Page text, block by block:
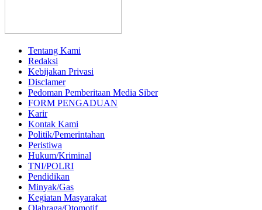
Tentang Kami
Redaksi
Kebijakan Privasi
Disclamer
Pedoman Pemberitaan Media Siber
FORM PENGADUAN
Karir
Kontak Kami
Politik/Pemerintahan
Peristiwa
Hukum/Kriminal
TNI/POLRI
Pendidikan
Minyak/Gas
Kegiatan Masyarakat
Olahraga/Otomotif